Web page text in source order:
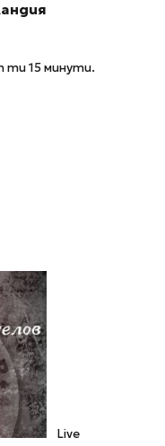
ти 15 минути.
Live